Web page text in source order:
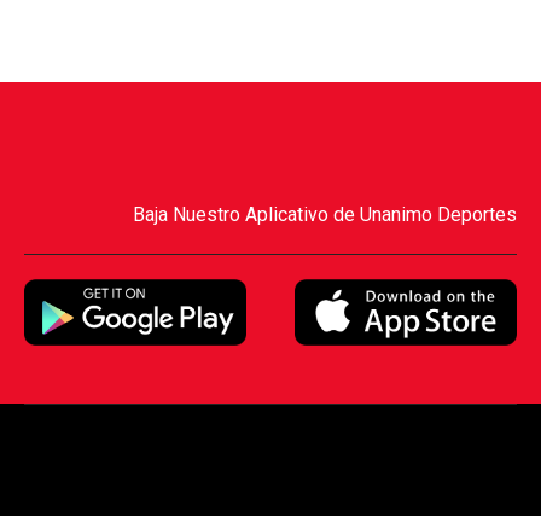
Baja Nuestro Aplicativo de Unanimo Deportes